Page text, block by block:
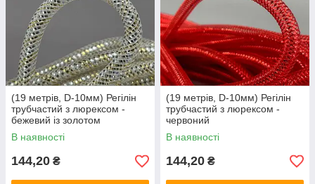
(19 метрів, D-10мм) Регілін
трубчастий з люрексом -
бежевий із золотом
В наявності
144,20 ₴
(19 метрів, D-10мм) Регілін
трубчастий з люрексом -
червоний
В наявності
144,20 ₴